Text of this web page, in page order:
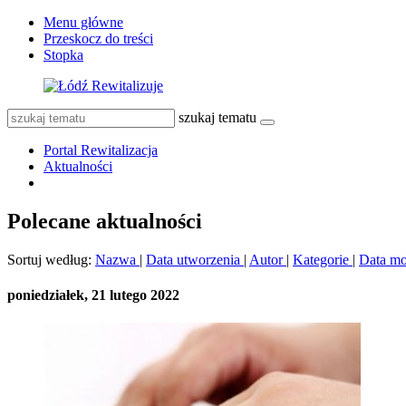
Menu główne
Przeskocz do treści
Stopka
szukaj tematu
Portal Rewitalizacja
Aktualności
Polecane aktualności
Sortuj według: Nazwa | Data utworzenia | Autor | Kategorie | Data
poniedziałek, 21 lutego 2022